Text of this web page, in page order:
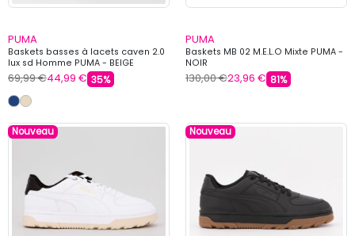
PUMA
Baskets basses à lacets caven 2.0
lux sd Homme PUMA - BEIGE
69,99 €44,99 € 35%
PUMA
Baskets MB 02 M.E.L.O Mixte PUMA -
NOIR
130,00 €23,96 € 81%
Nouveau Nouveau